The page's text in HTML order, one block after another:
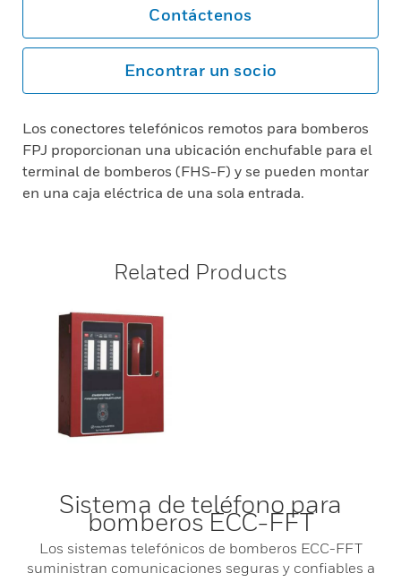
Contáctenos
Encontrar un socio
Los conectores telefónicos remotos para bomberos
FPJ proporcionan una ubicación enchufable para el
terminal de bomberos (FHS-F) y se pueden montar
en una caja eléctrica de una sola entrada.
Related Products
Sistema de teléfono para
bomberos ECC-FFT
Los sistemas telefónicos de bomberos ECC-FFT
suministran comunicaciones seguras y confiables a